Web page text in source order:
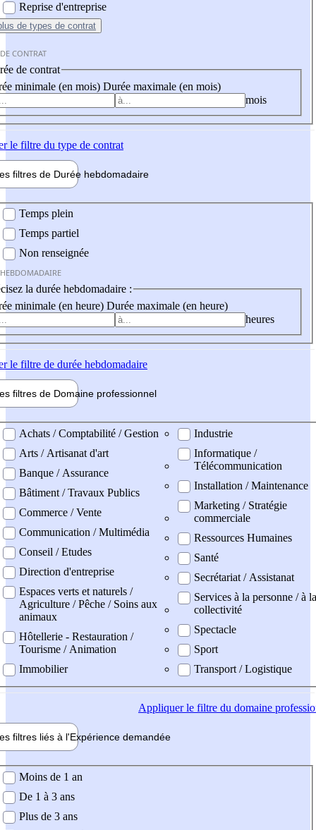
Reprise d'entreprise
de types de contrat
CONTRAT
de contrat
minimale (en mois) Durée maximale (en mois)
mois
le filtre du type de contrat
filtres de Durée hebdomadaire
Temps plein
Temps partiel
Non renseignée
la durée hebdomadaire :
minimale (en heure) Durée maximale (en heure)
heures
le filtre de durée hebdomadaire
filtres de Domaine professionnel
professionel
Achats / Comptabilité / Gestion
Arts / Artisanat d'art
Banque / Assurance
Bâtiment / Travaux Publics
Commerce / Vente
Communication / Multimédia
Conseil / Etudes
Direction d'entreprise
Espaces verts et naturels /
Agriculture / Pêche / Soins aux
animaux
Hôtellerie - Restauration /
Tourisme / Animation
Immobilier
Industrie
Informatique /
Télécommunication
Installation / Maintenance
Marketing / Stratégie
commerciale
Ressources Humaines
Santé
Secrétariat / Assistanat
Services à la personne / à la
collectivité
Spectacle
Sport
Transport / Logistique
Appliquerle filtre du domaine
filtres liés à l'Expérience demandée
demandée
Moins de 1 an
De 1 à 3 ans
Plus de 3 ans